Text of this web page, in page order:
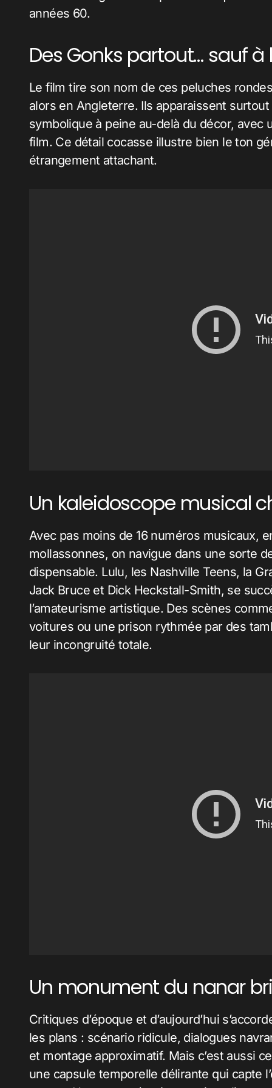
années 60.
Des Gonks partout… sauf à
Le film tire son nom de ces peluches
alors en Angleterre. Ils apparaissent
symbolique à peine au-delà du décor,
film. Ce détail cocasse illustre bien le ton
étrangement attachant.
Un kaleidoscope musical
Avec pas moins de 16 numéros musicaux,
mollassonnes, on navigue dans une sorte
dispensable. Lulu, les Nashville Teens, la
Jack Bruce et Dick Heckstall-Smith, se
l’amateurisme artistique. Des scènes
voitures ou une prison rythmée par des
leur incongruité totale.
Un monument du nanar
Critiques d’époque et d’aujourd’hui
les plans : scénario ridicule, dialogues
et montage approximatif. Mais c’est aussi
une capsule temporelle délirante qui capte